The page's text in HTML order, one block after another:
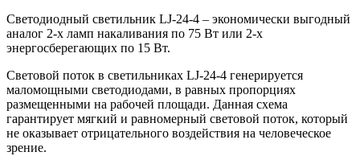
Светодиодный светильник LJ-24-4 – экономически выгодный
аналог 2-х ламп накаливания по 75 Вт или 2-х
энергосберегающих по 15 Вт.
Световой поток в светильниках LJ-24-4 генерируется
маломощными светодиодами, в равных пропорциях
размещенными на рабочей площади. Данная схема
гарантирует мягкий и равномерный световой поток, который
не оказывает отрицательного воздействия на человеческое
зрение.